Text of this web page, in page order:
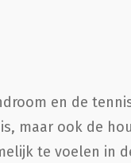
en de
maar ook de
te voelen in